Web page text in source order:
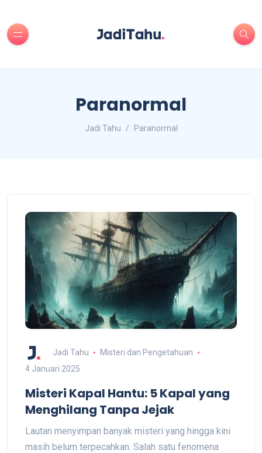
Paranormal
Jadi Tahu Paranormal
Jadi Tahu
Misteri dan Pengetahuan
4 Januari 2025
Misteri Kapal Hantu: 5 Kapal yang
Menghilang Tanpa Jejak
Lautan menyimpan banyak misteri yang hingga kini
masih belum terpecahkan. Salah satu fenomena